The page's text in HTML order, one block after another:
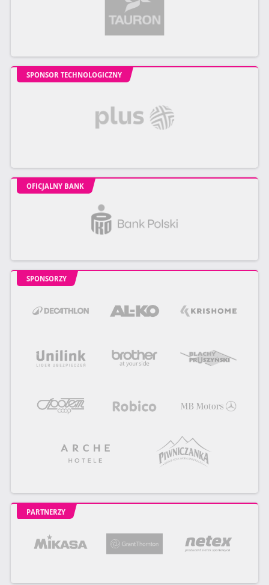
SPONSOR TECHNOLOGICZNY
OFICJALNY BANK
SPONSORZY
PARTNERZY